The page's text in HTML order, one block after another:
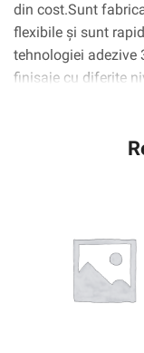
din cost.Sunt
flexibile și sunt
tehnologiei
finisaje cu diferite